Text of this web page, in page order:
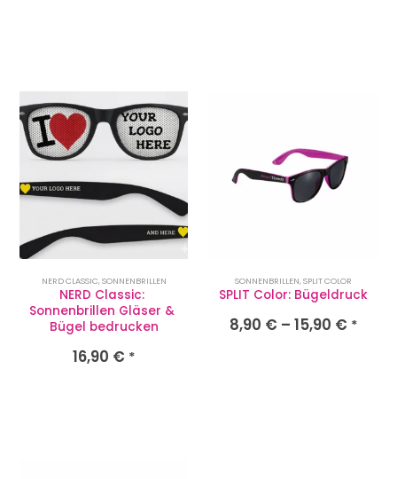
NERD CLASSIC,SONNENBRILLEN
NERD Classic:
Sonnenbrillen Gläser &
Bügel bedrucken
16,90 € *
SONNENBRILLEN,SPLIT COLOR
SPLIT Color: Bügeldruck
8,90 € – 15,90 € *